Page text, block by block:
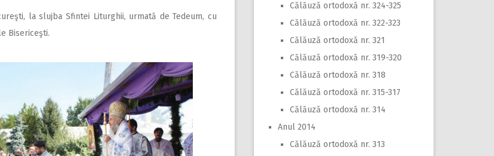
la slujba Sfintei Liturghii, urmată de Tedeum, cu
Bisericeşti.
Călăuză ortodoxă nr. 324-325
Călăuză ortodoxă nr. 322-323
Călăuză ortodoxă nr. 321
Călăuză ortodoxă nr. 319-320
Călăuză ortodoxă nr. 318
Călăuză ortodoxă nr. 315-317
Călăuză ortodoxă nr. 314
Anul 2014
Călăuză ortodoxă nr. 313